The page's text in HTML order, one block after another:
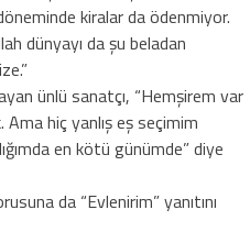
kiralar da ödenmiyor.
dünyayı da şu beladan
ünlü sanatçı, “Hemşirem var
Ama hiç yanlış eş seçimim
en kötü günümde” diye
da “Evlenirim” yanıtını